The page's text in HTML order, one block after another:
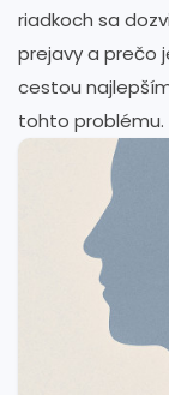
riadkoch sa
prejavy a prečo
cestou
tohto problému.